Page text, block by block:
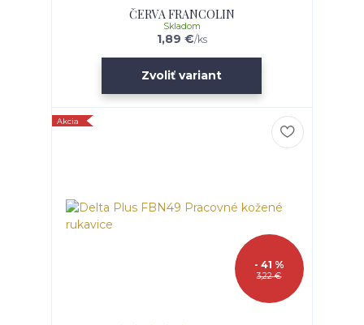
ČERVA FRANCOLIN
1,89 €/ks
Skladom
Zvoliť variant
Akcia
3,22 €
- 41 %